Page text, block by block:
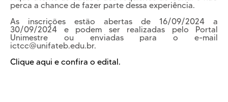
perca a chance de fazer parte dessa experiência.
As inscrições estão abertas de 16/09/2024 a
30/09/2024 e podem ser realizadas pelo Portal
Unimestre ou enviadas para o e-mail
ictcc@unifateb.edu.br.
Clique aqui e confira o edital.